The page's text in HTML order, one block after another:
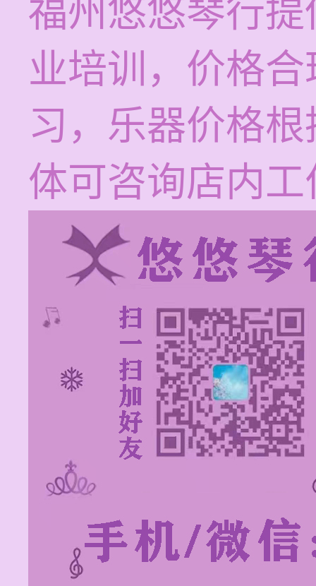
福州悠悠琴行
业培训，价格
习，乐器价格
体可咨询店内